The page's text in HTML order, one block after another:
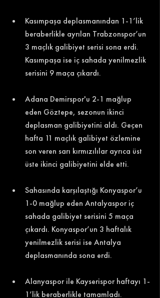
Kasımpaşa deplasmanından 1-1’lik
beraberlikle ayrılan Trabzonspor’un
3 maçlık galibiyet serisi sona erdi.
Kasımpaşa ise iç sahada yenilmezlik
serisini 9 maça çıkardı.
Adana Demirspor'u 2-1 mağlup
eden Göztepe, sezonun ikinci
deplasman galibiyetini aldı. Geçen
hafta 11 maçlık galibiyet özlemine
son veren sarı kırmızılılar ayrıca üst
üste ikinci galibiyetini elde etti.
Sahasında karşılaştığı Konyaspor’u
1-0 mağlup eden Antalyaspor iç
sahada galibiyet serisini 5 maça
çıkardı. Konyaspor’un 3 haftalık
yenilmezlik serisi ise Antalya
deplasmanında sona erdi.
Alanyaspor ile Kayserispor haftayı 1-
1’lik beraberlikle tamamladı.